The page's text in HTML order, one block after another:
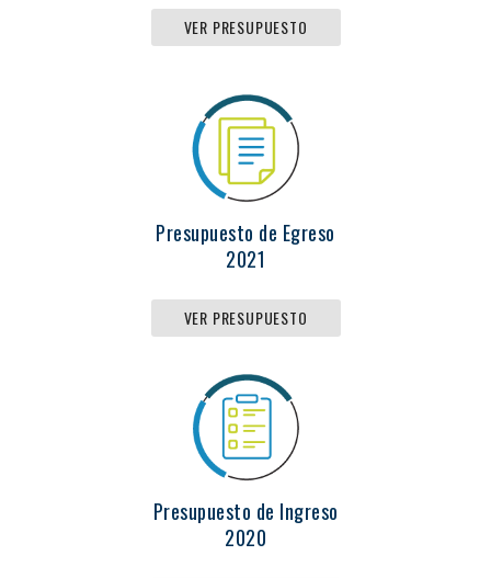
VER PRESUPUESTO
Presupuesto de Egreso
2021
VER PRESUPUESTO
Presupuesto de Ingreso
2020